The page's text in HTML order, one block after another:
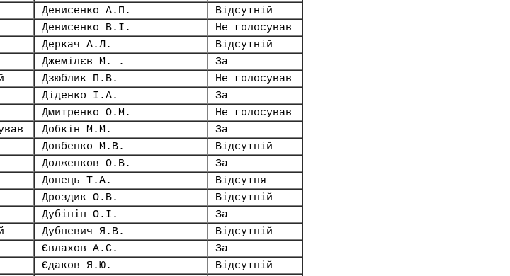
Денисенко А.П.
Відсутній
Денисенко В.І.
Не голосував
Деркач А.Л.
Відсутній
Джемілєв М. .
За
Дзюблик П.В.
Не голосував
Діденко І.А.
За
Дмитренко О.М.
Не голосував
Добкін М.М.
За
Довбенко М.В.
Відсутній
Долженков О.В.
За
Донець Т.А.
Відсутня
Дроздик О.В.
Відсутній
Дубінін О.І.
За
Дубневич Я.В.
Відсутній
Євлахов А.С.
За
Єдаков Я.Ю.
Відсутній